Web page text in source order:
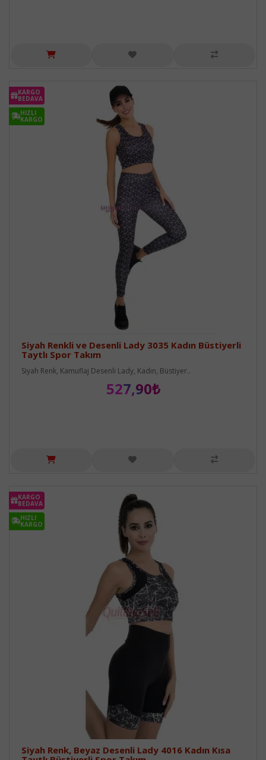
KARGO
BEDAVA
HIZLI
KARGO
Siyah Renkli ve Desenli Lady 3035 Kadın Büstiyerli
Taytlı Spor Takım
Siyah Renk, Kamuflaj Desenli Lady, Kadın, Büstiyer..
527,90₺
KARGO
BEDAVA
HIZLI
KARGO
Siyah Renk, Beyaz Desenli Lady 4016 Kadın Kısa